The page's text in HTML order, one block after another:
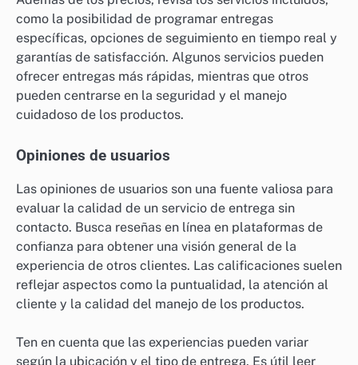
como la posibilidad de programar entregas
específicas, opciones de seguimiento en tiempo real y
garantías de satisfacción. Algunos servicios pueden
ofrecer entregas más rápidas, mientras que otros
pueden centrarse en la seguridad y el manejo
cuidadoso de los productos.
Opiniones de usuarios
Las opiniones de usuarios son una fuente valiosa para
evaluar la calidad de un servicio de entrega sin
contacto. Busca reseñas en línea en plataformas de
confianza para obtener una visión general de la
experiencia de otros clientes. Las calificaciones suelen
reflejar aspectos como la puntualidad, la atención al
cliente y la calidad del manejo de los productos.
Ten en cuenta que las experiencias pueden variar
según la ubicación y el tipo de entrega. Es útil leer